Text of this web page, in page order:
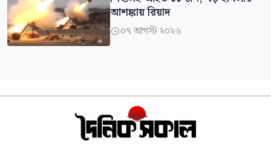
আশঙ্কায় রিয়াদ
০৭ আগস্ট ২০২৬